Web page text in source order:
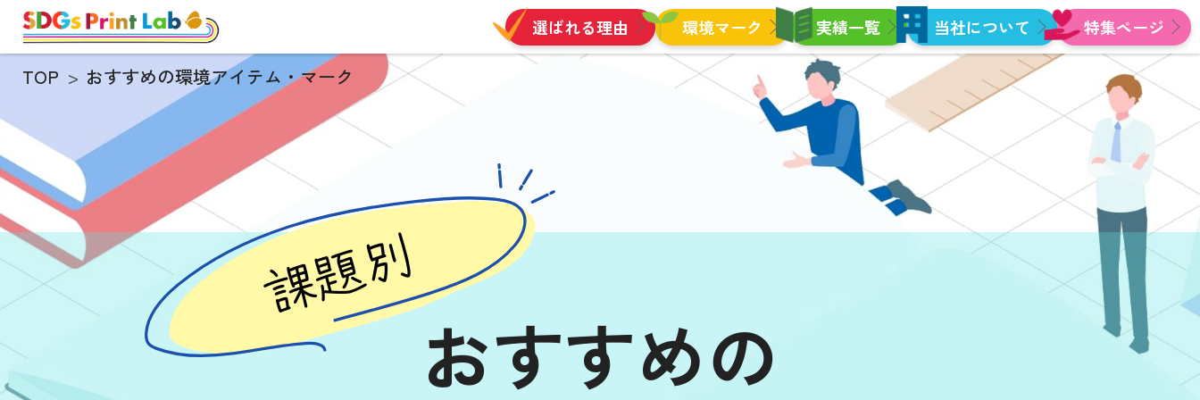
選ばれる理由 環境マーク 実績一覧 当社について 特集ページ
TOP おすすめの環境アイテム・マーク
おすすめの
課題別